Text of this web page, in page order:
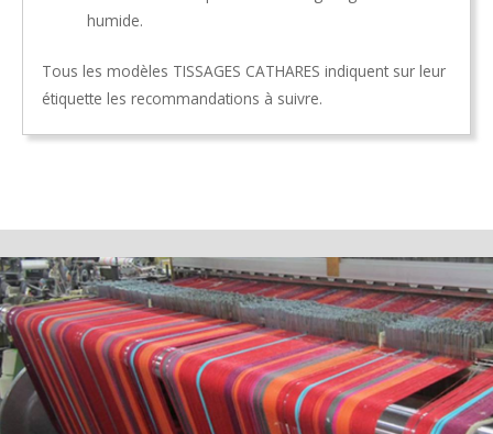
humide.
Tous les modèles TISSAGES CATHARES indiquent sur leur
étiquette les recommandations à suivre.